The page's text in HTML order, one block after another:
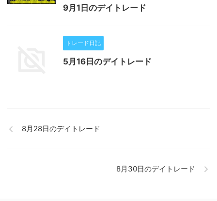
9月1日のデイトレード
トレード日記
5月16日のデイトレード
8月28日のデイトレード
8月30日のデイトレード